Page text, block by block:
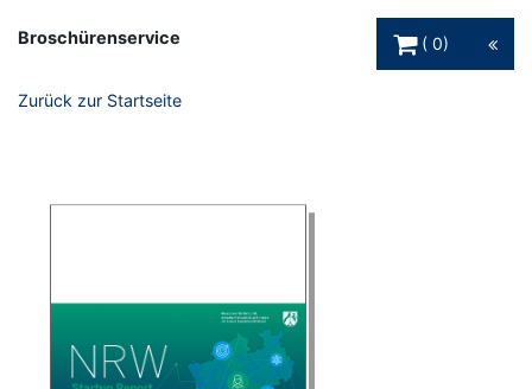
Broschürenservice
0
Zurück zur Startseite